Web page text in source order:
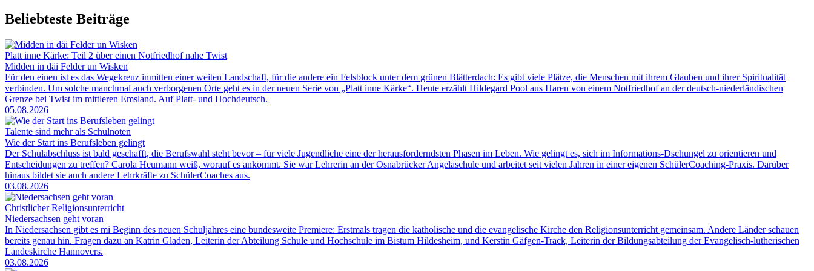
Beliebteste Beiträge
Platt inne Kärke: Teil 2 über einen Notfriedhof nahe Twist
Midden in däi Felder un Wisken
Für den einen ist es das Wegekreuz inmitten einer weiten Landschaft, für die andere ein Felsblock unter dem grünen Blätterdach: Es gibt viele Plätze, die Menschen mit ihrem Glauben und ihrer Spiritualität
verbinden. Um solche manchmal auch verborgenen Orte geht es in der neuen Serie von „Platt inne Kärke“. Heute erzählt Hildegard Pool aus Haren von einem Notfriedhof an der deutsch-niederländischen
Grenze bei Twist im mittleren Emsland. Auf Platt- und Hochdeutsch.
05.08.2026
Talente sind mehr als Schulnoten
Wie der Start ins Berufsleben gelingt
Der Schulabschluss ist bald geschafft, die Berufswahl steht bevor – für viele Jugendliche eine der herausforderndsten Phasen im Leben. Wie gelingt es, sich im Informations-Dschungel zu orientieren und
Entscheidungen zu treffen? Carola Heumann weiß, worauf es ankommt. Sie war Lehrerin an der Osnabrücker Angelaschule und arbeitet seit vielen Jahren in einer eigenen SchülerCoaching-Praxis. Darüber
hinaus bildet sie auch andere Lehrkräfte zu SchülerCoaches aus.
03.08.2026
Christlicher Religionsunterricht
Niedersachsen geht voran
In Niedersachsen gibt es mi Beginn des neuen Schuljahres eine bundesweite Premiere: Erstmals tragen die katholische und die evangelische Kirche den Religionsunterricht gemeinsam. Andere Länder schauen
bereits genau hin. Fragen dazu an Katrin Gladen, Leiterin der Abteilung Schule und Hochschule im Bistum Hildesheim, und Kerstin Gäfgen-Track, Leiterin der Bildungsabteilung der Evangelisch-lutherischen
Landeskirche Hannovers.
03.08.2026